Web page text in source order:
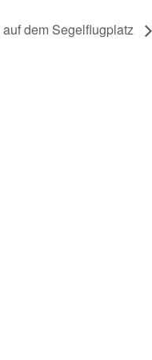
dem Segelflugplatz